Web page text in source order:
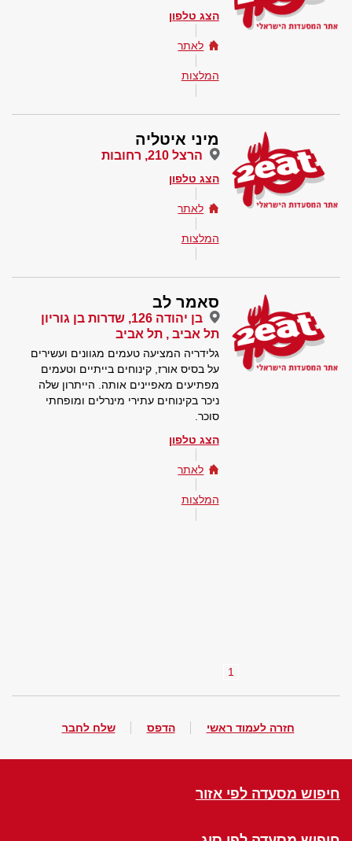
הצג טלפון
לאתר
המלצות
מיני איטליה
הרצל 210, רחובות
הצג טלפון
לאתר
המלצות
סאמר לב
בן יהודה 126, שדרות בן גוריון
תל אביב , תל אביב
גלידריה המציעה טעמים מגוונים ועשירים
על בסיס אורז, קינוחים בייתיים וטעמים
מפתיעים מאפיינים אותה. הייתרון שלה
ניכר בקינוחים עתירי מינרלים ומופחתי
סוכר.
הצג טלפון
לאתר
המלצות
1
חזרה לעמוד ראשי הדפס שלח לחבר
חיפוש מסעדה לפי אזור